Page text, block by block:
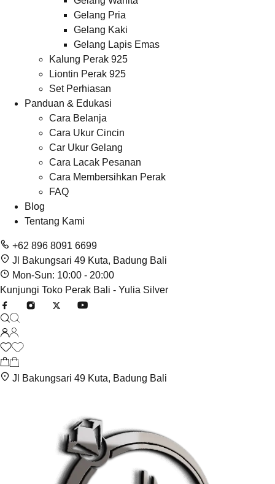
Gelang Pria
Gelang Kaki
Gelang Lapis Emas
Kalung Perak 925
Liontin Perak 925
Set Perhiasan
Panduan & Edukasi
Cara Belanja
Cara Ukur Cincin
Car Ukur Gelang
Cara Lacak Pesanan
Cara Membersihkan Perak
FAQ
Blog
Tentang Kami
+62 896 8091 6699
Jl Bakungsari 49 Kuta, Badung Bali
Mon-Sun: 10:00 - 20:00
Kunjungi Toko Perak Bali - Yulia Silver
Jl Bakungsari 49 Kuta, Badung Bali